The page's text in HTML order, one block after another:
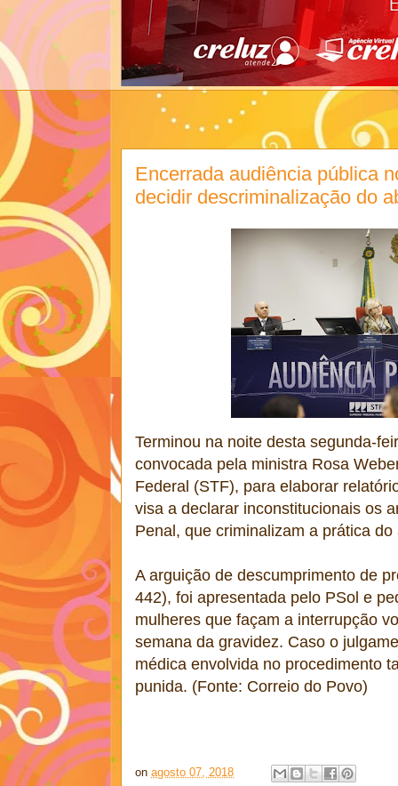
Encerrada audiência pública
decidir descriminalização do
Terminou na noite desta segunda-
convocada pela ministra Rosa
Federal (STF), para elaborar
visa a declarar inconstitucionais os
Penal, que criminalizam a prática
A arguição de descumprimento de
442), foi apresentada pelo PSol e
mulheres que façam a interrupção
semana da gravidez. Caso o
médica envolvida no procedimento
punida. (Fonte: Correio do Povo)
on agosto 07, 2018